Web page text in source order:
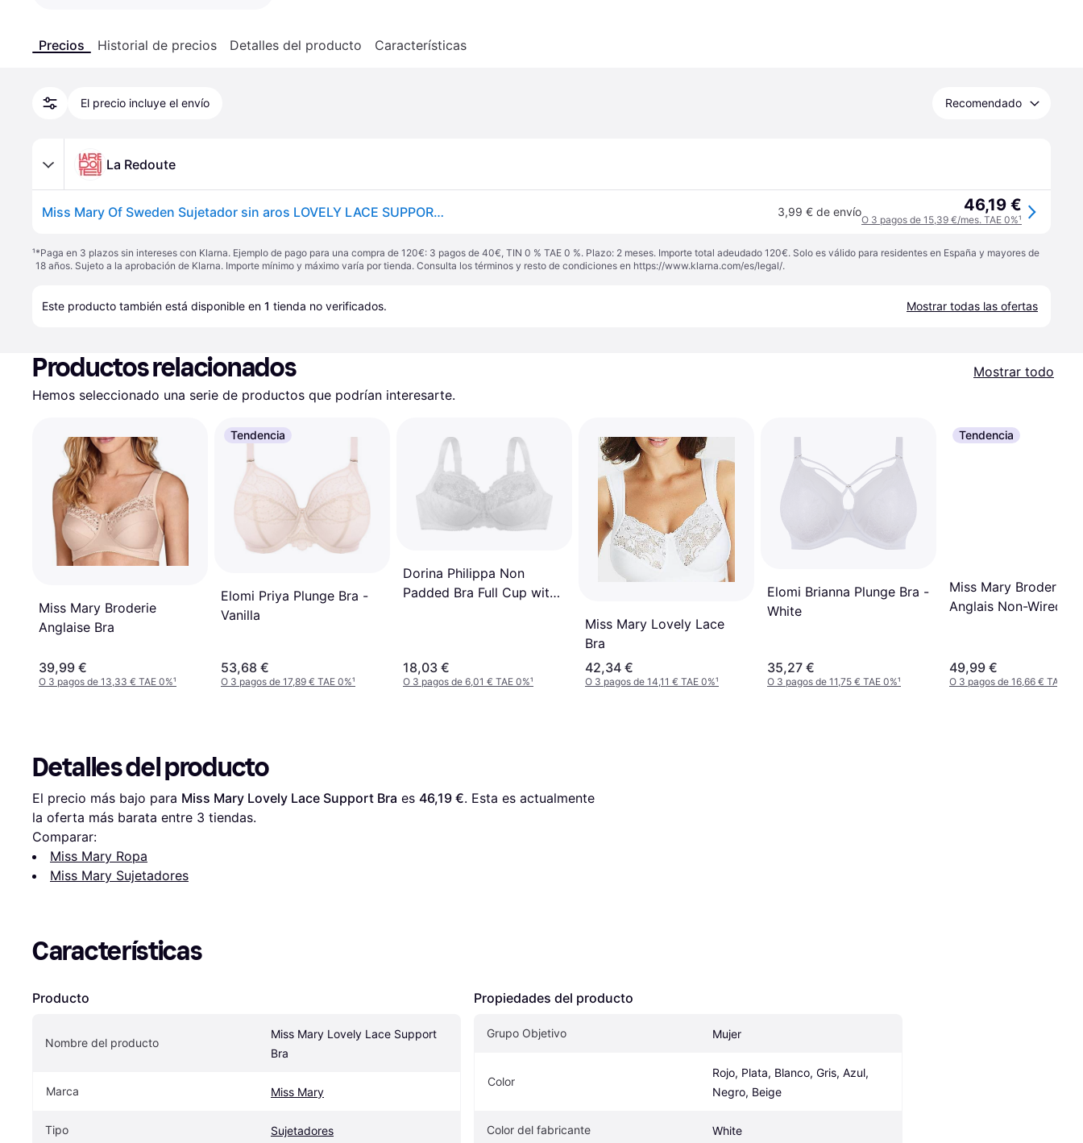
Precios Historial de precios Detalles del producto Características
El precio incluye el envío Recomendado
La Redoute
Miss Mary Of Sweden Sujetador sin aros LOVELY LACE SUPPORT. Talla 105D. Color - Blanco 3,99 € de envío 46,19 €
O 3 pagos de 15,39 €/mes. TAE 0%¹
¹*Paga en 3 plazos sin intereses con Klarna. Ejemplo de pago para una compra de 120€: 3 pagos de 40€, TIN 0 % TAE 0 %. Plazo: 2 meses. Importe total adeudado 120€. Solo es válido para residentes en España y mayores de
18 años. Sujeto a la aprobación de Klarna. Importe mínimo y máximo varía por tienda. Consulta los términos y resto de condiciones en https://www.klarna.com/es/legal/.
Este producto también está disponible en 1 tienda no verificados. Mostrar todas las ofertas
Productos relacionados
Mostrar todo
Hemos seleccionado una serie de productos que podrían interesarte.
Miss Mary Broderie
Anglaise Bra
39,99 €
O 3 pagos de 13,33 € TAE 0%¹
Tendencia
Elomi Priya Plunge Bra -
Vanilla
53,68 €
O 3 pagos de 17,89 € TAE 0%¹
Dorina Philippa Non
Padded Bra Full Cup with
18,03 €
O 3 pagos de 6,01 € TAE 0%¹
Miss Mary Lovely Lace
Bra
42,34 €
O 3 pagos de 14,11 € TAE 0%¹
Elomi Brianna Plunge Bra -
White
35,27 €
O 3 pagos de 11,75 € TAE 0%¹
Tendencia
Miss Mary Broderie
Anglais Non-Wired
49,99 €
O 3 pagos de 16,66 € TAE 0%
Detalles del producto
El precio más bajo para Miss Mary Lovely Lace Support Bra es 46,19 €. Esta es actualmente
la oferta más barata entre 3 tiendas.
Comparar:
Miss Mary Ropa
Miss Mary Sujetadores
Características
Producto
Nombre del producto
Miss Mary Lovely Lace Support
Bra
Marca Miss Mary
Tipo Sujetadores
Propiedades del producto
Grupo Objetivo Mujer
Color
Rojo, Plata, Blanco, Gris, Azul,
Negro, Beige
Color del fabricante White